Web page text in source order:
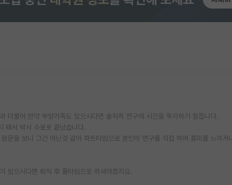
불어 만약 부양가족도 있으시다면 솔직히 연구에 시간을 투자하기 힘듭니다.
서 박사 수료로 끝났습니다.
문을 보니 그건 아닌것 같아 파트타임으로 본인이 연구를 직접 하며 흥미를 느끼거
있으시다면 퇴직 후 풀타임으로 하셔야겠지요.